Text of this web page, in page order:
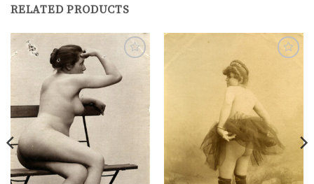
RELATED PRODUCTS
Ajouter
à la
liste de